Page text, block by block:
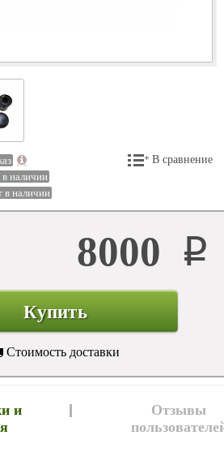
наличии
в наличии
В сравнение
8000 Р
Купить
Стоимость доставки
и
Отзывы